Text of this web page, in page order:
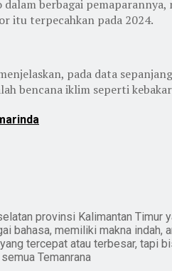
berbagai
itu terpecahkan pada 2024.
pada data
bencana iklim seperti
provinsi Kalimantan
bahasa, memiliki makna
tercepat atau terbesar, tapi
Temanrana